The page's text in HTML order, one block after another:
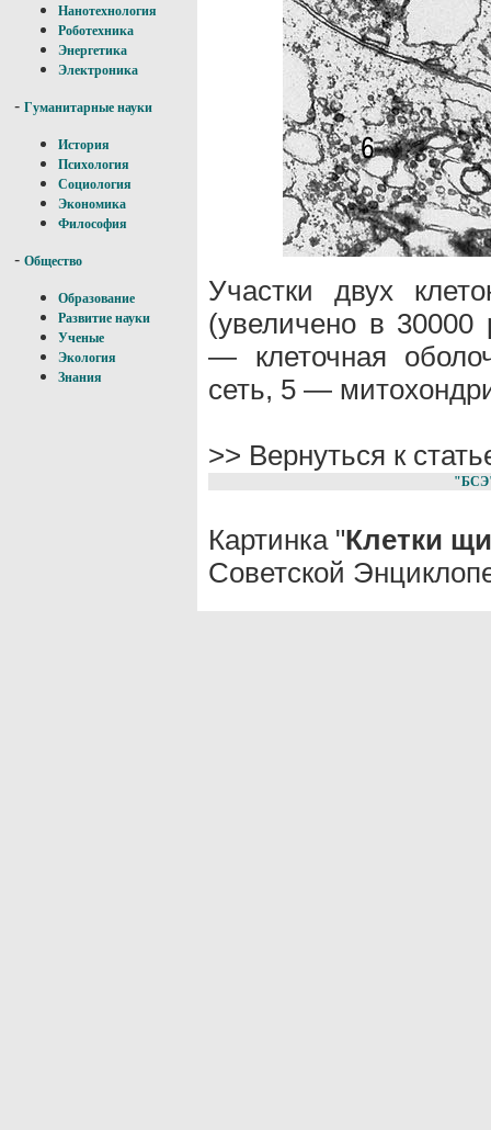
Нанотехнология
Роботехника
Энергетика
Электроника
- Гуманитарные науки
История
Психология
Социология
Экономика
Философия
- Общество
Образование
Развитие науки
Ученые
Экология
Знания
Участки двух
(увеличено в 30000
— клеточная
сеть, 5 —
>> Вернуться к
Картинка "Клетки
Советской